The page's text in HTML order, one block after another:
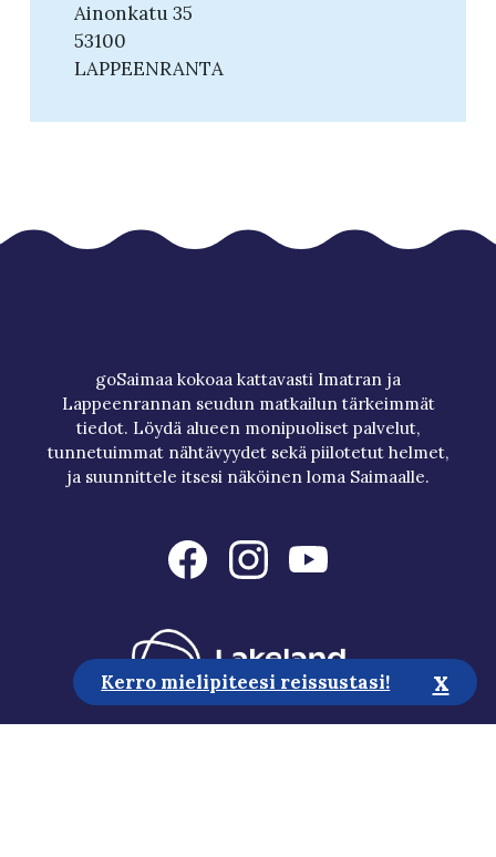
Ainonkatu 35
53100
LAPPEENRANTA
goSaimaa kokoaa kattavasti Imatran ja
Lappeenrannan seudun matkailun tärkeimmät
tiedot. Löydä alueen monipuoliset palvelut,
tunnetuimmat nähtävyydet sekä piilotetut helmet,
ja suunnittele itsesi näköinen loma Saimaalle.
Kerro mielipiteesi reissustasi! x